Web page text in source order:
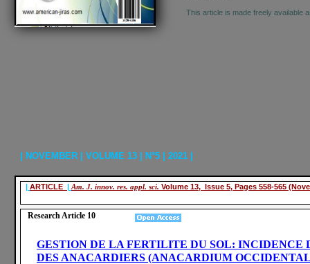
| ARTICLE | Am. J. innov. res. appl. sci. Volume 13, Issue 5, Pages 558-565
Research Article 10
| NOVEMBER | VOLUME 13 | N°5 | 2021 |
This article is made freely available
GESTION DE LA FERTILITE DU SOL: INCIDENCE
DES ANACARDIERS (ANACARDIUM